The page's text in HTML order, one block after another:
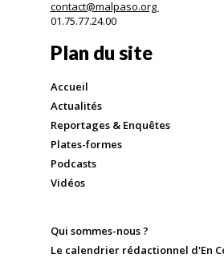
contact@malpaso.org
01.75.77.24.00
Plan du site
Accueil
Actualités
Reportages & Enquêtes
Plates-formes
Podcasts
Vidéos
Qui sommes-nous ?
Le calendrier rédactionnel d'En